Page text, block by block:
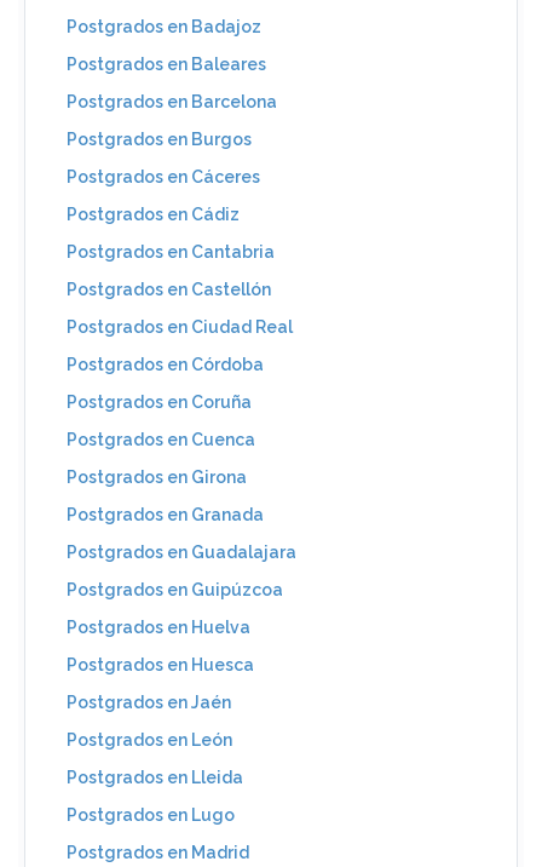
Postgrados en Badajoz
Postgrados en Baleares
Postgrados en Barcelona
Postgrados en Burgos
Postgrados en Cáceres
Postgrados en Cádiz
Postgrados en Cantabria
Postgrados en Castellón
Postgrados en Ciudad Real
Postgrados en Córdoba
Postgrados en Coruña
Postgrados en Cuenca
Postgrados en Girona
Postgrados en Granada
Postgrados en Guadalajara
Postgrados en Guipúzcoa
Postgrados en Huelva
Postgrados en Huesca
Postgrados en Jaén
Postgrados en León
Postgrados en Lleida
Postgrados en Lugo
Postgrados en Madrid